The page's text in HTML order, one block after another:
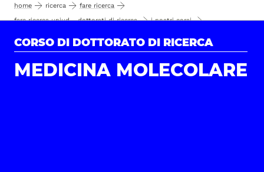
home ricerca
fare ricerca
fare ricerca uniud - dottorati di ricerca
i nostri corsi
34° pilotto andrea
CORSO DI DOTTORATO DI RICERCA
MEDICINA MOLECOLARE